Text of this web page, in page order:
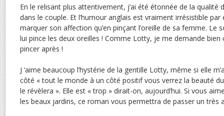
En le relisant plus attentivement, j’ai été étonnée de la qualité
dans le couple. Et l’humour anglais est vraiment irrésistible
marquer son affection qu’en pinçant l’oreille de sa femme. Le
lui pince les deux oreilles ! Comme Lotty, je me demande bien
pincer après !
J ‘aime beaucoup l’hystérie de la gentille Lotty, même si elle
côté « tout le monde à un côté positif vous verrez la beauté
le révèlera ». Elle est « trop » dirait-on, aujourd’hui. Si vous
les beaux jardins, ce roman vous permettra de passer un très